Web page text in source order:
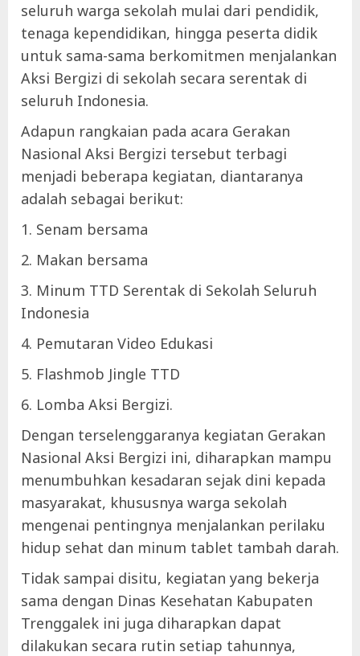
seluruh warga sekolah mulai dari pendidik,
tenaga kependidikan, hingga peserta didik
untuk sama-sama berkomitmen menjalankan
Aksi Bergizi di sekolah secara serentak di
seluruh Indonesia.
Adapun rangkaian pada acara Gerakan
Nasional Aksi Bergizi tersebut terbagi
menjadi beberapa kegiatan, diantaranya
adalah sebagai berikut:
1. Senam bersama
2. Makan bersama
3. Minum TTD Serentak di Sekolah Seluruh
Indonesia
4. Pemutaran Video Edukasi
5. Flashmob Jingle TTD
6. Lomba Aksi Bergizi.
Dengan terselenggaranya kegiatan Gerakan
Nasional Aksi Bergizi ini, diharapkan mampu
menumbuhkan kesadaran sejak dini kepada
masyarakat, khususnya warga sekolah
mengenai pentingnya menjalankan perilaku
hidup sehat dan minum tablet tambah darah.
Tidak sampai disitu, kegiatan yang bekerja
sama dengan Dinas Kesehatan Kabupaten
Trenggalek ini juga diharapkan dapat
dilakukan secara rutin setiap tahunnya,